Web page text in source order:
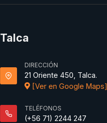
Talca
DIRECCIÓN
21 Oriente 450, Talca.
[Ver en Google Maps]
TELÉFONOS
(+56 71) 2244 247